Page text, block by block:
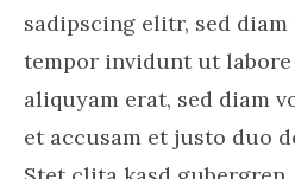
sadipscing elitr, sed
tempor invidunt ut
aliquyam erat, sed diam
et accusam et justo duo